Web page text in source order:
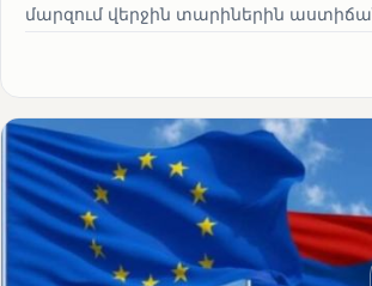
մարզում վերջին տարիներին